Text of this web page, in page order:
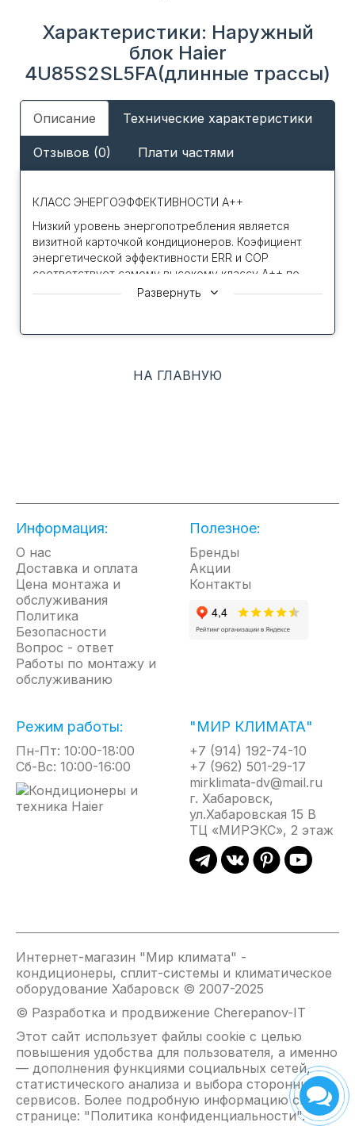
Характеристики: Наружный
блок Haier
4U85S2SL5FA(длинные трассы)
Описание Технические характеристики
Отзывов (0) Плати частями
КЛАСС ЭНЕРГОЭФФЕКТИВНОСТИ A++
Низкий уровень энергопотребления является
визитной карточкой кондиционеров. Коэфициент
энергетической эффективности ERR и COP
соответствует самому высокому классу A++ по
международной классификации европейской
предоставляет возможность использовать систему
кондиционирования в качестве дополнительного
компрессорах расширен диапазон регулирования
эксплуатации осуществляется значительно
быстрее
ШИРОКИЙ ДИАПАЗОН НАПРЯЖЕНИЙ
Диапазон рабочего напряжения питания для
кондиционеров линейки Super Match может
колебаться от 208 до 240В. Таким образом,
колебания в сети питающего напряжения не
окажут влияние на надежность компрессора
Это бывает удобно, если вы не используете данное
помещение постоянно. В этом режиме
кондиционер будет поддерживать температуру 10°
С, что позволит ему быстро обогреть помещение,
когда вы вернетесь.
Развернуть
НА ГЛАВНУЮ
Информация:
О нас
Доставка и оплата
Цена монтажа и
обслуживания
Политика
Безопасности
Вопрос - ответ
Работы по монтажу и
обслуживанию
Полезное:
Бренды
Акции
Контакты
Режим работы:
Пн-Пт: 10:00-18:00
Сб-Вс: 10:00-16:00
"МИР КЛИМАТА"
+7 (914) 192-74-10
+7 (962) 501-29-17
mirklimata-dv@mail.ru
г. Хабаровск,
ул.Хабаровская 15 В
ТЦ «МИРЭКС», 2 этаж
Интернет-магазин "Мир климата" -
кондиционеры, сплит-системы и климатическое
оборудование Хабаровск © 2007-2025
© Разработка и продвижение Cherepanov-IT
Этот сайт использует файлы cookie с целью
повышения удобства для пользователя, а именно
— дополнения функциями социальных сетей,
статистического анализа и выбора сторонних
сервисов. Более подробную информацию см. на
странице: "Политика конфиденциальности".